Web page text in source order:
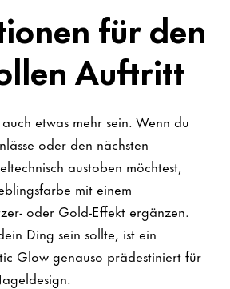
für den
Auftritt
etwas mehr sein. Wenn du
oder den nächsten
austoben möchtest,
mit einem
oder Gold-Effekt ergänzen.
Ding sein sollte, ist ein
Glow genauso prädestiniert für